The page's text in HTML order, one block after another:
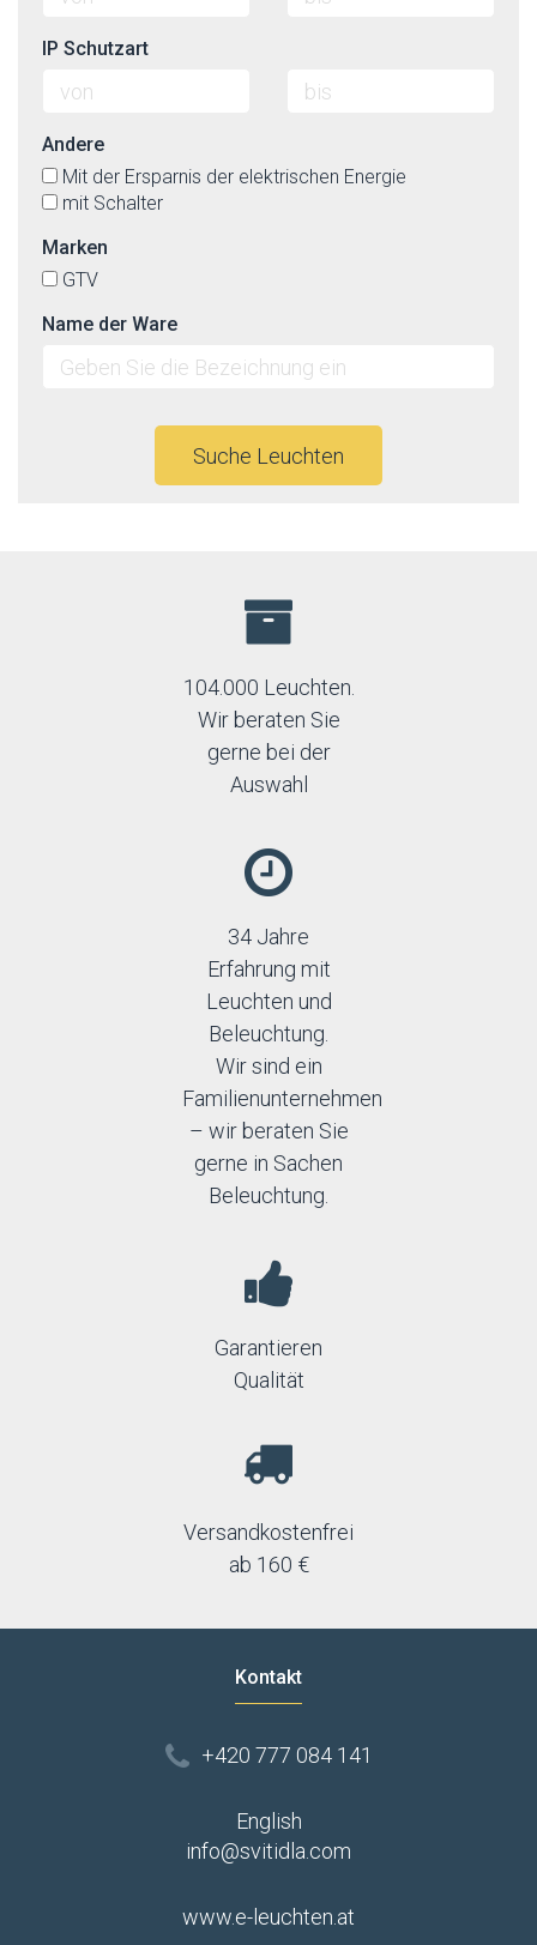
IP Schutzart
Andere
Mit der Ersparnis der elektrischen Energie
mit Schalter
Marken
GTV
Name der Ware
Suche Leuchten
104.000 Leuchten.
Wir beraten Sie
gerne bei der
Auswahl
34 Jahre
Erfahrung mit
Leuchten und
Beleuchtung.
Wir sind ein
Familienunternehmen
– wir beraten Sie
gerne in Sachen
Beleuchtung.
Garantieren
Qualität
Versandkostenfrei
ab 160 €
Kontakt
+420 777 084 141
English
info@svitidla.com
www.e-leuchten.at